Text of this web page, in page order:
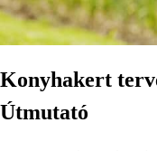
Konyhakert
Útmutató